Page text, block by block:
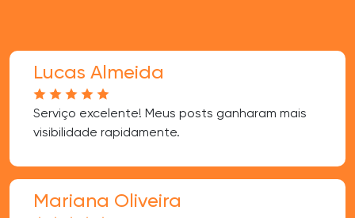
Lucas Almeida
Serviço excelente! Meus posts ganharam mais
visibilidade rapidamente.
Mariana Oliveira